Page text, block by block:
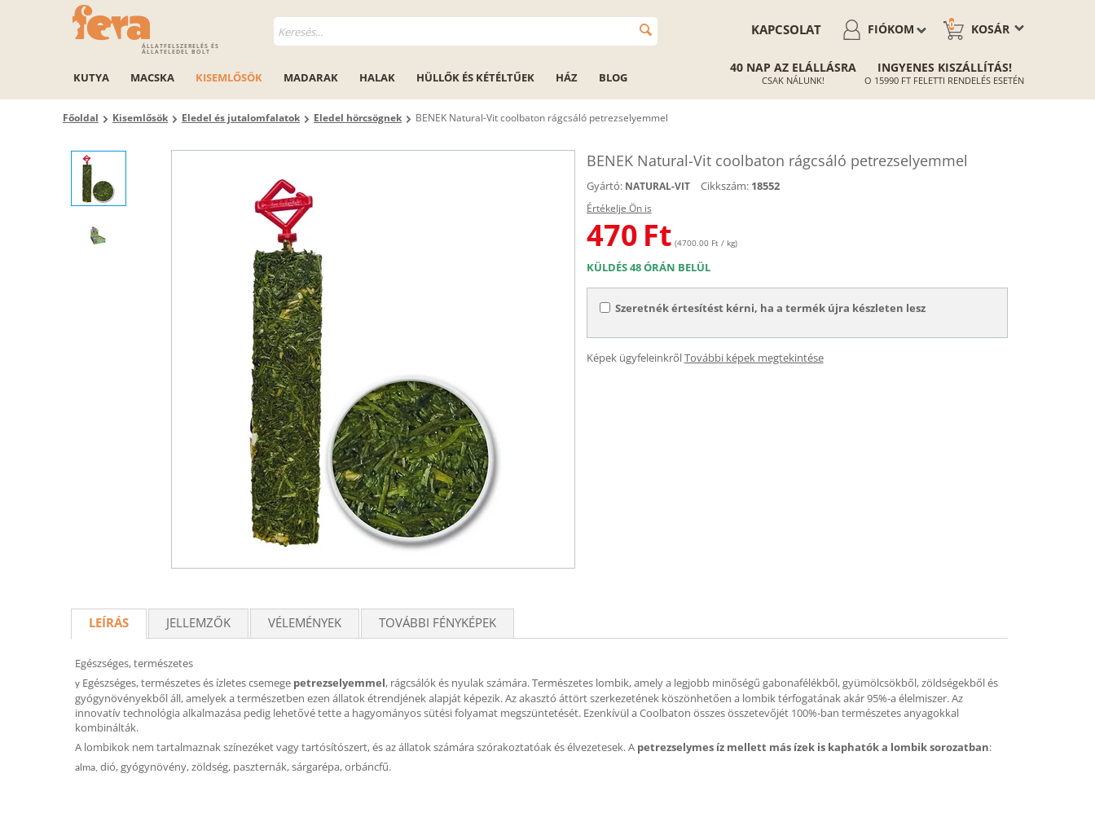
ÁLLATFELSZERELÉS ÉS
ÁLLATELEDEL BOLT
KOSÁR
0
FIÓKOM
KAPCSOLAT
KUTYA MACSKA KISEMLŐSÖK MADARAK HALAK HÜLLŐK ÉS KÉTÉLTŰEK HÁZ BLOG
40 NAP AZ ELÁLLÁSRA
CSAK NÁLUNK!
INGYENES KISZÁLLÍTÁS!
O 15990 FT FELETTI RENDELÉS ESETÉN
Főoldal Kisemlősök Eledel és jutalomfalatok Eledel hörcsögnek BENEK Natural-Vit coolbaton rágcsáló petrezselyemmel
BENEK Natural-Vit coolbaton rágcsáló petrezselyemmel
Gyártó: NATURAL-VIT Cikkszám: 18552
Értékelje Ön is
470 Ft (4700.00 Ft / kg)
KÜLDÉS 48 ÓRÁN BELÜL
Szeretnék értesítést kérni, ha a termék újra készleten lesz
Képek ügyfeleinkrőlTovábbi képek megtekintése
LEÍRÁS JELLEMZŐK VÉLEMÉNYEK TOVÁBBI FÉNYKÉPEK
Egészséges, természetes
y Egészséges, természetes és ízletes csemege petrezselyemmel, rágcsálók és nyulak számára. Természetes lombik, amely a legjobb minőségű gabonafélékből, gyümölcsökből, zöldségekből és
gyógynövényekből áll, amelyek a természetben ezen állatok étrendjének alapját képezik. Az akasztó áttört szerkezetének köszönhetően a lombik térfogatának akár 95%-a élelmiszer. Az
innovatív technológia alkalmazása pedig lehetővé tette a hagyományos sütési folyamat megszüntetését. Ezenkívül a Coolbaton összes összetevőjét 100%-ban természetes anyagokkal
kombinálták.
A lombikok nem tartalmaznak színezéket vagy tartósítószert, és az állatok számára szórakoztatóak és élvezetesek. A petrezselymes íz mellett más ízek is kaphatók a lombik sorozatban:
alma, dió, gyógynövény, zöldség, paszternák, sárgarépa, orbáncfű.